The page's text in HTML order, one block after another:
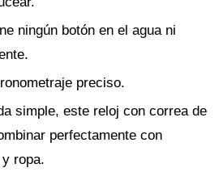
ningún botón en el agua ni
preciso.
simple, este reloj con correa de
perfectamente con
ropa.